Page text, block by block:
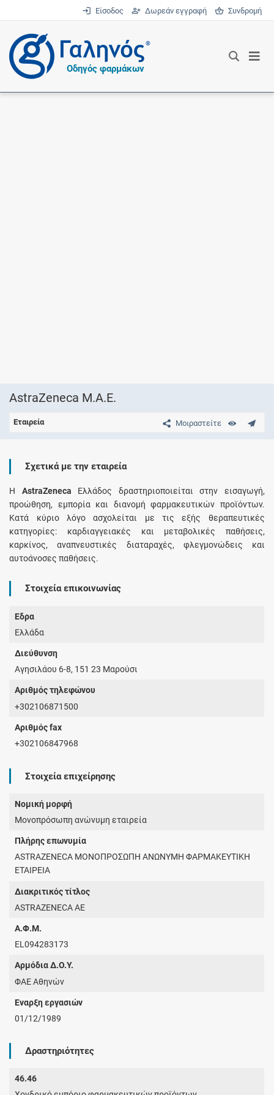
Είσοδος Δωρεάν εγγραφή Συνδρομή
®
Οδηγός φαρμάκων
AstraZeneca Μ.A.E.
Μοιραστείτε
Εταιρεία
Σχετικά με την εταιρεία
Η AstraZeneca Ελλάδος δραστηριοποιείται στην εισαγωγή,
προώθηση, εμπορία και διανομή φαρμακευτικών προϊόντων.
Κατά κύριο λόγο ασχολείται με τις εξής θεραπευτικές
κατηγορίες: καρδιαγγειακές και μεταβολικές παθήσεις,
καρκίνος, αναπνευστικές διαταραχές, φλεγμονώδεις και
αυτοάνοσες παθήσεις.
Στοιχεία επικοινωνίας
Έδρα
Ελλάδα
Διεύθυνση
Αγησιλάου 6-8, 151 23 Μαρούσι
Αριθμός τηλεφώνου
+302106871500
Αριθμός fax
+302106847968
Στοιχεία επιχείρησης
Νομική μορφή
Μονοπρόσωπη ανώνυμη εταιρεία
Πλήρης επωνυμία
ASTRAZENECA ΜΟΝΟΠΡΟΣΩΠΗ ΑΝΩΝΥΜΗ ΦΑΡΜΑΚΕΥΤΙΚΗ
ΕΤΑΙΡΕΙΑ
Διακριτικός τίτλος
ASTRAZENECA AE
Α.Φ.Μ.
EL094283173
Αρμόδια Δ.Ο.Υ.
ΦΑΕ Αθηνών
Έναρξη εργασιών
01/12/1989
Δραστηριότητες
46.46